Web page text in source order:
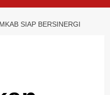
SIAP BERSINERGI